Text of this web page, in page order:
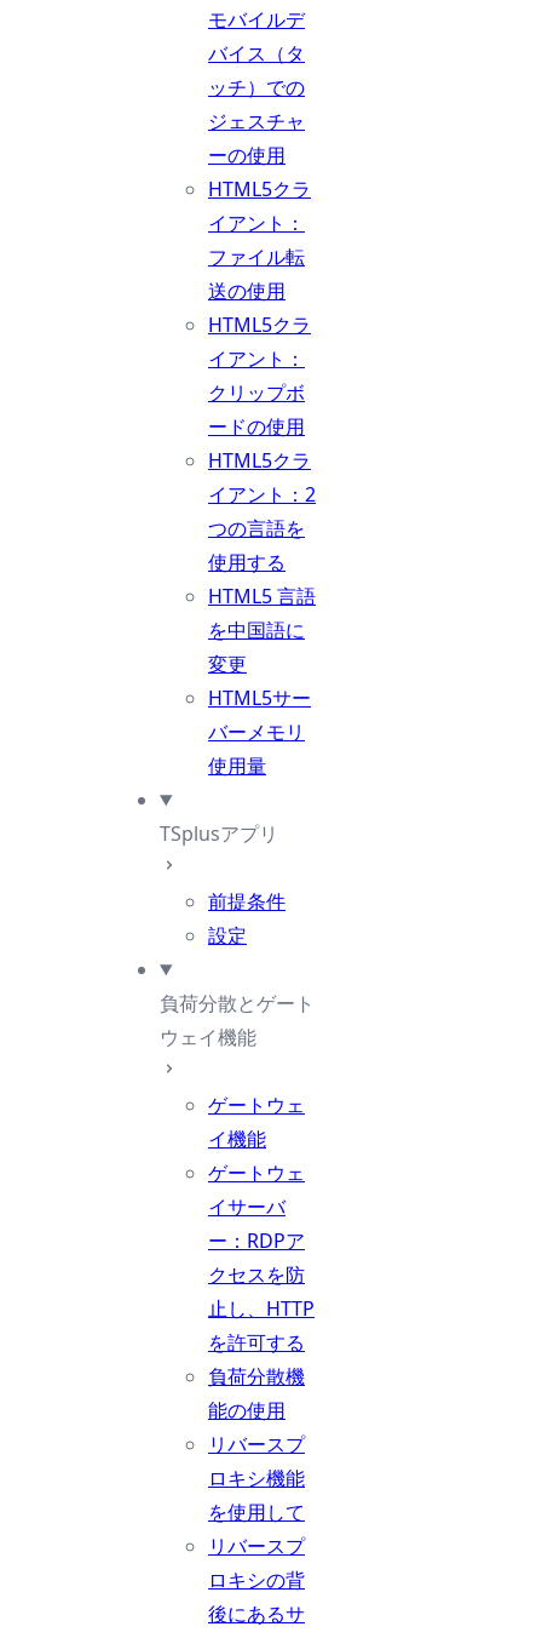
モバイルデ
バイス（タ
ッチ）での
ジェスチャ
ーの使用
HTML5クラ
イアント：
ファイル転
送の使用
HTML5クラ
イアント：
クリップボ
ードの使用
HTML5クラ
イアント：2
つの言語を
使用する
HTML5 言語
を中国語に
変更
HTML5サー
バーメモリ
使用量
TSplusアプリ
前提条件
設定
負荷分散とゲート
ウェイ機能
ゲートウェ
イ機能
ゲートウェ
イサーバ
ー：RDPア
クセスを防
止し、HTTP
を許可する
負荷分散機
能の使用
リバースプ
ロキシ機能
を使用して
リバースプ
ロキシの背
後にあるサ